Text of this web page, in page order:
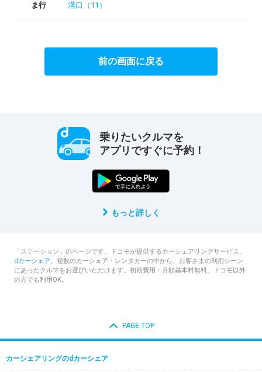
ま行 溝口（11）
前の画面に戻る
乗りたいクルマを
アプリですぐに予約！
もっと詳しく
「ステーション」のページです。ドコモが提供するカーシェアリングサービス、
dカーシェア。複数のカーシェア・レンタカーの中から、お客さまの利用シーン
にあったクルマをお選びいただけます。初期費用・月額基本料無料。ドコモ以外
の方でも利用OK。
PAGE TOP
カーシェアリングのdカーシェア